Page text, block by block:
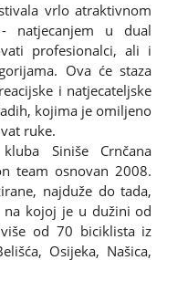
vrlo atraktivnom
natjecanjem u dual
profesionalci, ali i
Ova će staza
i natjecateljske
kojima je omiljeno
ruke.
Siniše Crnčana
team osnovan 2008.
najduže do tada,
na kojoj je u dužini od
od 70 biciklista iz
Osijeka, Našica,